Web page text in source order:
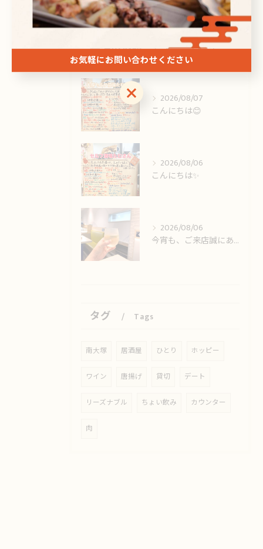
最近の投稿 Recent Posts
2026/08/07
こんにちは😊
2026/08/06
こんにちは✨️
2026/08/06
今宵も、ご来店誠にありがとうございました🙏
タグ Tags
南大塚 居酒屋 ひとり ホッピー
ワイン 唐揚げ 貸切 デート
リーズナブル ちょい飲み カウンター
肉
お気軽にお問い合わせください
お気軽にお問い合わせください